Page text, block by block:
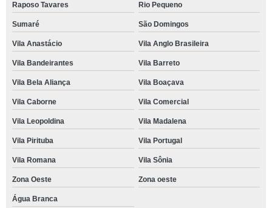
Raposo Tavares Rio Pequeno
Sumaré São Domingos
Vila Anastácio Vila Anglo Brasileira
Vila Bandeirantes Vila Barreto
Vila Bela Aliança Vila Boaçava
Vila Caborne Vila Comercial
Vila Leopoldina Vila Madalena
Vila Pirituba Vila Portugal
Vila Romana Vila Sônia
Zona Oeste Zona oeste
Água Branca